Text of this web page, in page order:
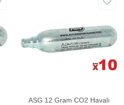
ASG 12 Gram CO2 Havalı